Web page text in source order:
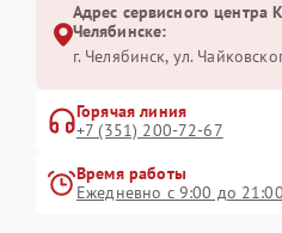
Адрес сервисного центра
Челябинске:
г. Челябинск, ул.
Горячая линия
+7 (351) 200-72-67
Время работы
Ежедневно с 9:00 до 21:00